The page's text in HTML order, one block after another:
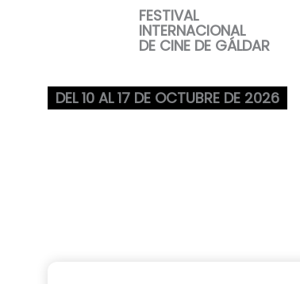
FESTIVAL
INTERNACIONAL
DE CINE DE GÁLDAR
DEL 10 AL 17 DE OCTUBRE DE 2026